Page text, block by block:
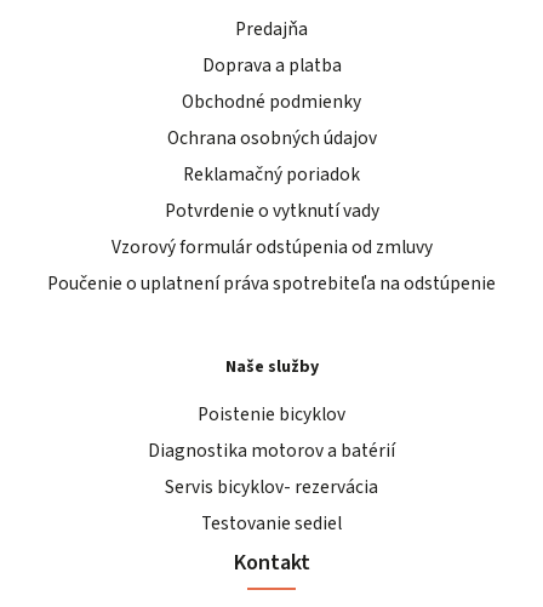
Predajňa
Doprava a platba
Obchodné podmienky
Ochrana osobných údajov
Reklamačný poriadok
Potvrdenie o vytknutí vady
Vzorový formulár odstúpenia od zmluvy
Poučenie o uplatnení práva spotrebiteľa na odstúpenie
Naše služby
Poistenie bicyklov
Diagnostika motorov a batérií
Servis bicyklov- rezervácia
Testovanie sediel
Kontakt